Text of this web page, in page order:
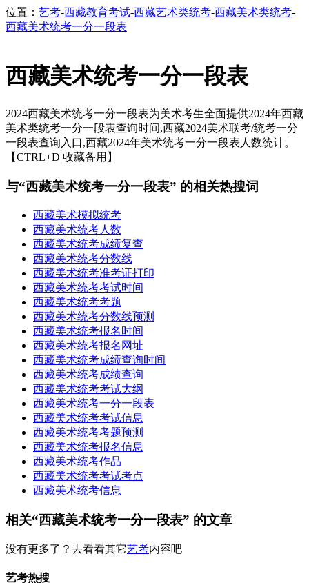
位置： 艺考-西藏教育考试-西藏艺术类统考-西藏美术类统考-
西藏美术统考一分一段表
西藏美术统考一分一段表
2024西藏美术统考一分一段表为美术考生全面提供2024年西藏
美术类统考一分一段表查询时间,西藏2024美术联考/统考一分
一段表查询入口,西藏2024年美术统考一分一段表人数统计。
【CTRL+D 收藏备用】
与“西藏美术统考一分一段表” 的相关热搜词
西藏美术模拟统考
西藏美术统考人数
西藏美术统考成绩复查
西藏美术统考分数线
西藏美术统考准考证打印
西藏美术统考考试时间
西藏美术统考考题
西藏美术统考分数线预测
西藏美术统考报名时间
西藏美术统考报名网址
西藏美术统考成绩查询时间
西藏美术统考成绩查询
西藏美术统考考试大纲
西藏美术统考一分一段表
西藏美术统考考试信息
西藏美术统考考题预测
西藏美术统考报名信息
西藏美术统考作品
西藏美术统考考试考点
西藏美术统考信息
相关“西藏美术统考一分一段表” 的文章
没有更多了？去看看其它艺考内容吧
艺考热搜